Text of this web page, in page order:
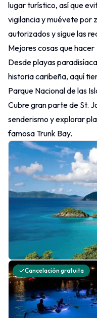
lugar turístico, así que
vigilancia y muévete por
autorizados y sigue las
Mejores cosas que hacer
Desde playas
historia caribeña, aquí
Parque Nacional de las
Cubre gran parte de St.
senderismo y explorar
famosa Trunk Bay.
Cancelación gratuita